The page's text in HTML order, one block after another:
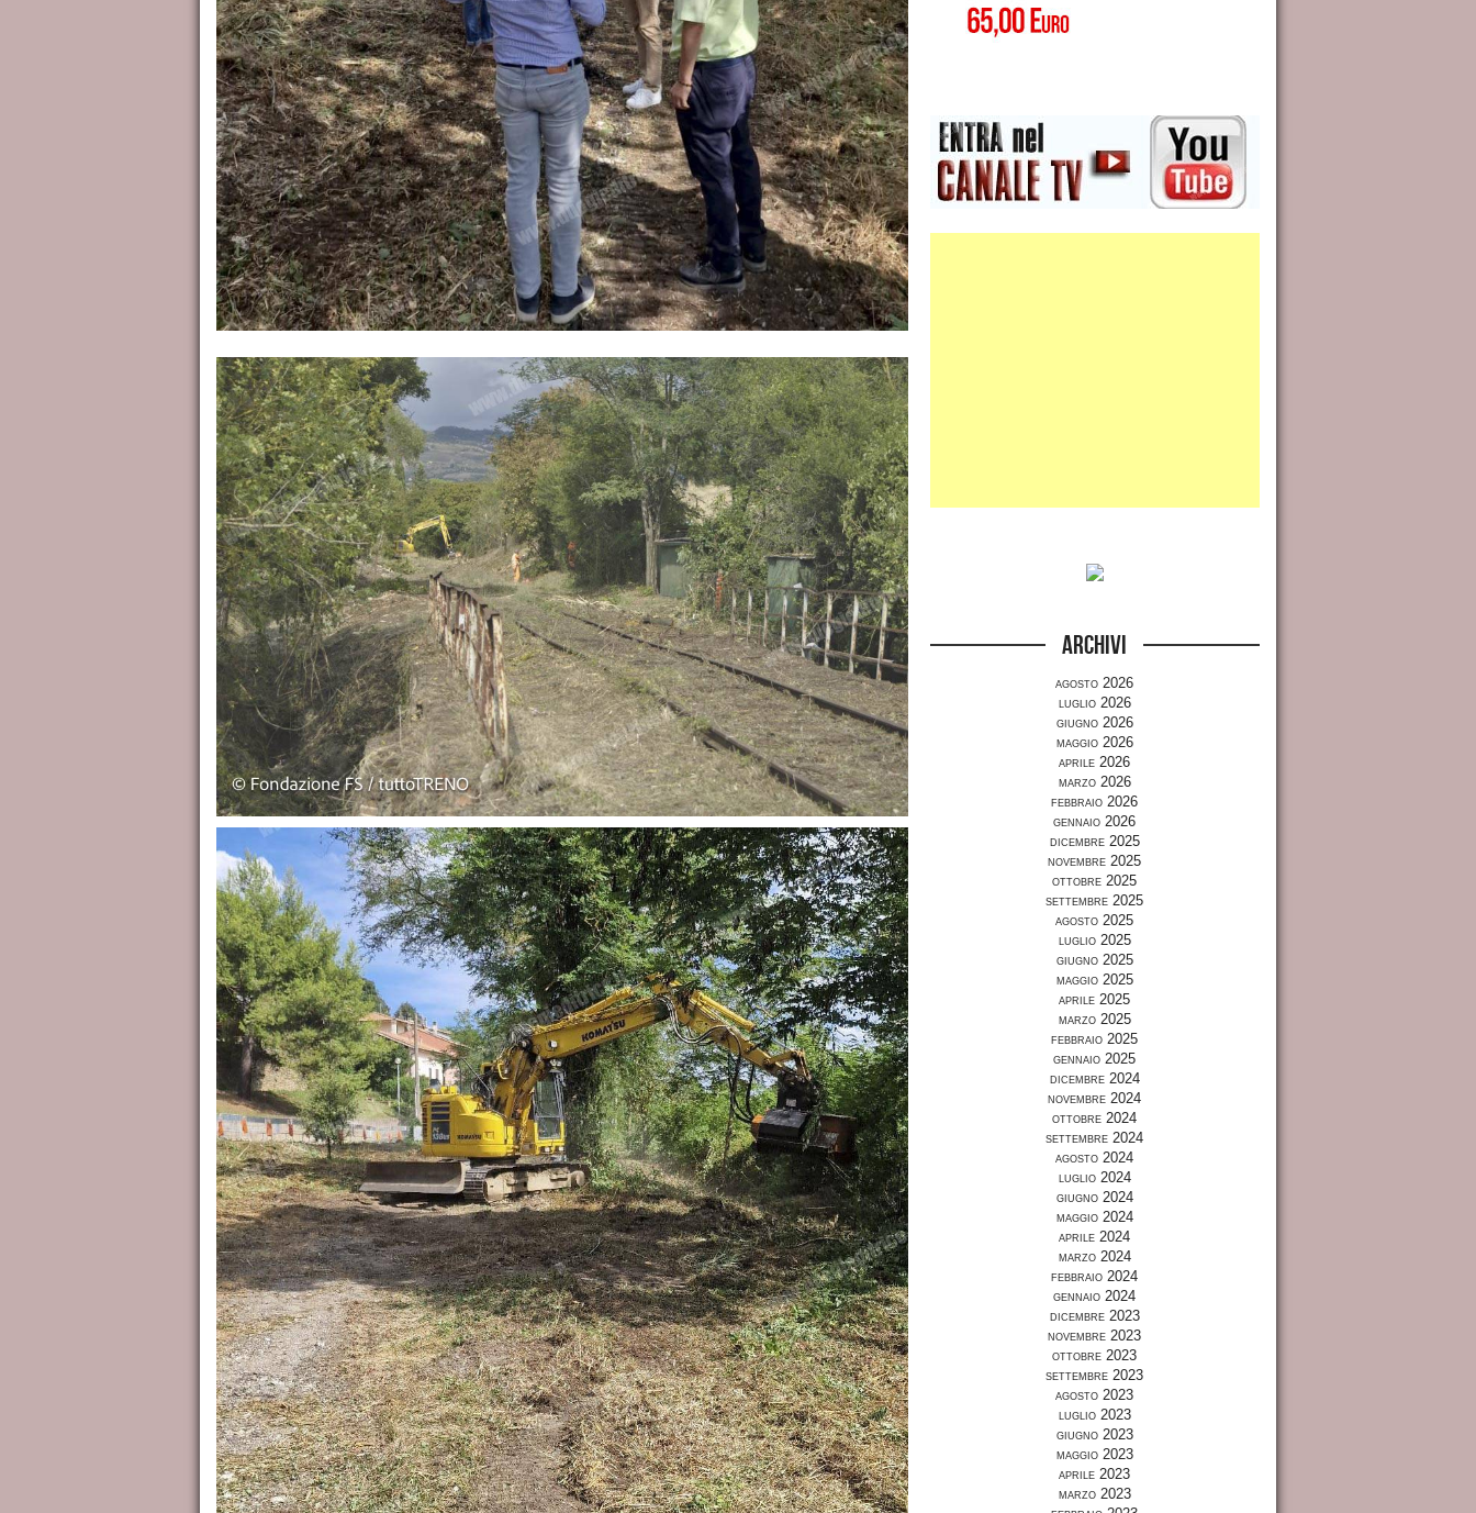
Archivi
agosto 2026
luglio 2026
giugno 2026
maggio 2026
aprile 2026
marzo 2026
febbraio 2026
gennaio 2026
dicembre 2025
novembre 2025
ottobre 2025
settembre 2025
agosto 2025
luglio 2025
giugno 2025
maggio 2025
aprile 2025
marzo 2025
febbraio 2025
gennaio 2025
dicembre 2024
novembre 2024
ottobre 2024
settembre 2024
agosto 2024
luglio 2024
giugno 2024
maggio 2024
aprile 2024
marzo 2024
febbraio 2024
gennaio 2024
dicembre 2023
novembre 2023
ottobre 2023
settembre 2023
agosto 2023
luglio 2023
giugno 2023
maggio 2023
aprile 2023
marzo 2023